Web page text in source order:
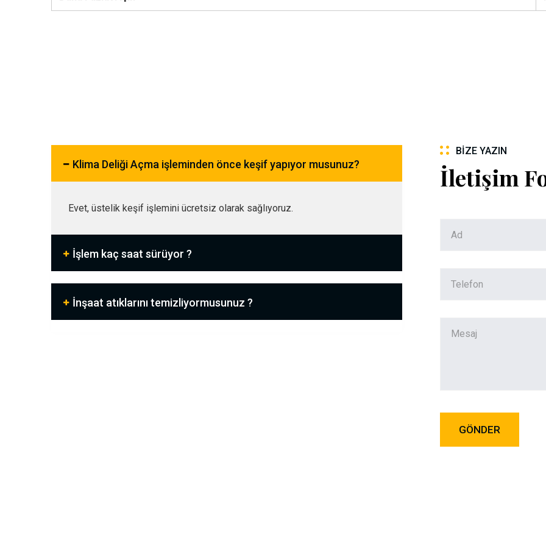
Klima Deliği Açma işleminden önce keşif yapıyor musunuz?
Evet, üstelik keşif işlemini ücretsiz olarak sağlıyoruz.
İşlem kaç saat sürüyor ?
İnşaat atıklarını temizliyormusunuz ?
BIZE YAZIN
İletişim